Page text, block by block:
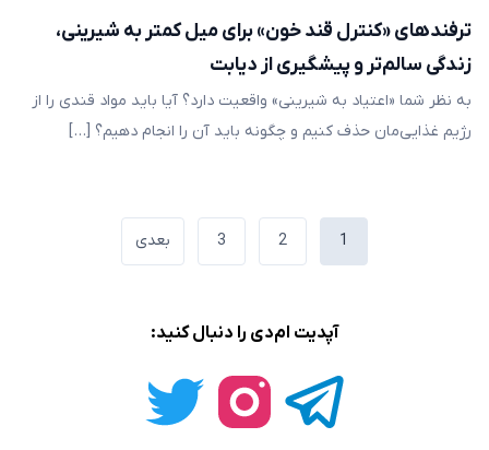
ترفند‌های «کنترل قند خون» برای میل کمتر به شیرینی،
زندگی سالم‌تر و پیشگیری از دیابت
به نظر شما «اعتیاد به شیرینی» واقعیت دارد؟ آیا باید مواد قندی را از
رژیم غذایی‌مان حذف کنیم و چگونه باید آن را انجام دهیم؟ […]
صفحه‌بندی
نوشته‌ها
1
2
3 بعدی
آپدیت ام‌دی را دنبال کنید: